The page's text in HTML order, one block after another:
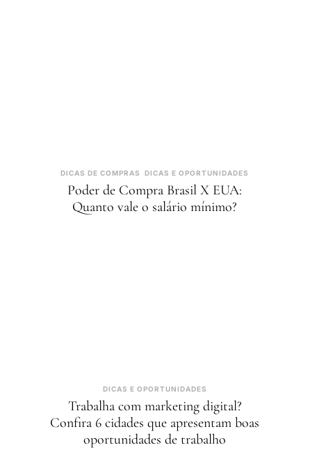
DICAS DE COMPRAS DICAS E OPORTUNIDADES
Poder de Compra Brasil X EUA:
Quanto vale o salário mínimo?
DICAS E OPORTUNIDADES
Trabalha com marketing digital?
Confira 6 cidades que apresentam boas
oportunidades de trabalho